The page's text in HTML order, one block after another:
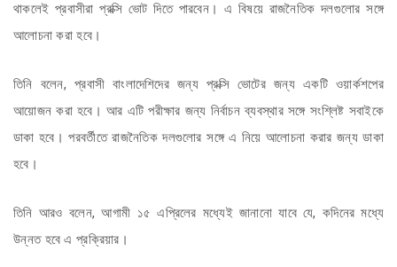
থাকলেই প্রবাসীরা প্রক্সি ভোট দিতে পারবেন। এ বিষয়ে রাজনৈতিক দলগুলোর সঙ্গে
আলোচনা করা হবে।
তিনি বলেন, প্রবাসী বাংলাদেশিদের জন্য প্রক্সি ভোটের জন্য একটি ওয়ার্কশপের
আয়োজন করা হবে। আর এটি পরীক্ষার জন্য নির্বাচন ব্যবস্থার সঙ্গে সংশ্লিষ্ট সবাইকে
ডাকা হবে। পরবর্তীতে রাজনৈতিক দলগুলোর সঙ্গে এ নিয়ে আলোচনা করার জন্য ডাকা
হবে।
তিনি আরও বলেন, আগামী ১৫ এপ্রিলের মধ্যেই জানানো যাবে যে, কদিনের মধ্যে
উন্নত হবে এ প্রক্রিয়ার।